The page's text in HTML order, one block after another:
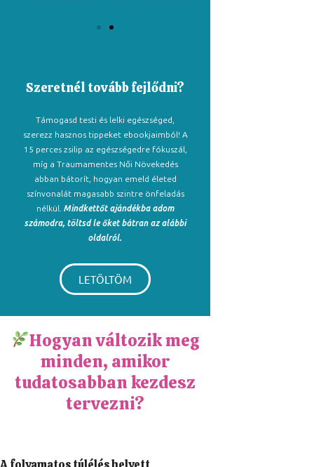
Szeretnél tovább fejlődni?
Támogasd testi és lelki egészséged,
szerezz hasznos tippeket ebookjaimból! A
15 perces zsilip az egészségedre fókuszál,
míg a Traumamentes Női Növekedés
abban bátorít, hogyan emeld életed
színvonalát magasabb szintre önfeladás
nélkül. Mindkettőt ajándékba adom
számodra, töltsd le őket bátran az alábbi
oldalról.
LETÖLTÖM
Hogyan változik meg
minden, amikor
tudatosabban kezdesz
tervezni?